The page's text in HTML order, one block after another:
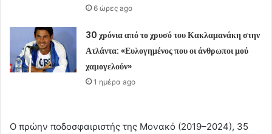
6 ώρες ago
30 χρόνια από το χρυσό του Κακλαμανάκη στην
Ατλάντα: «Ευλογημένος που οι άνθρωποι μού
χαμογελούν»
1 ημέρα ago
Ο πρώην ποδοσφαιριστής της Μονακό (2019–2024), 35